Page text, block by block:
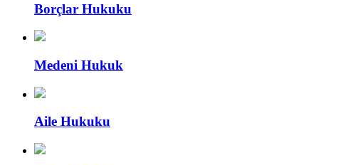
Borçlar Hukuku
Medeni Hukuk
Aile Hukuku